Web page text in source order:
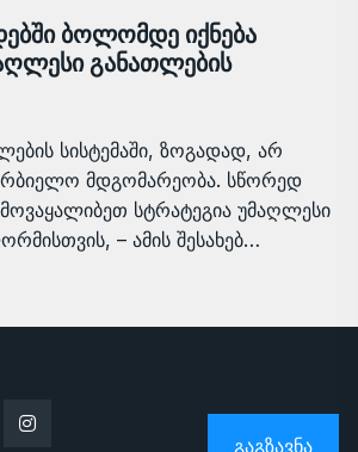
ბოლომდე იქნება
განათლების
სისტემაში, ზოგადად, არ
მდგომარეობა. სწორედ
სტრატეგია უმაღლესი
– ამის შესახებ…
ᲒᲐᲒᲖᲐᲕᲜᲐ